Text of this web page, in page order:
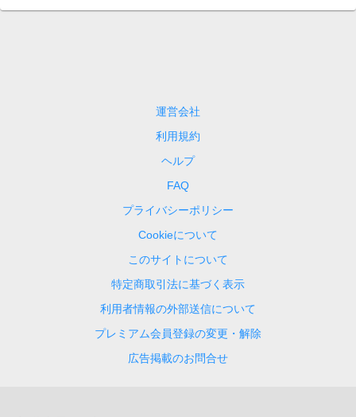
運営会社
利用規約
ヘルプ
FAQ
プライバシーポリシー
Cookieについて
このサイトについて
特定商取引法に基づく表示
利用者情報の外部送信について
プレミアム会員登録の変更・解除
広告掲載のお問合せ